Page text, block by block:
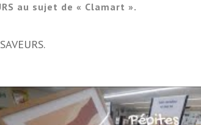
au sujet de « Clamart ».